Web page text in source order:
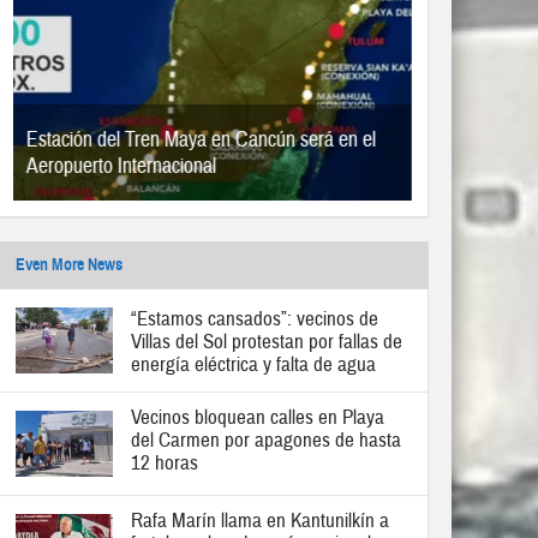
Estación del Tren Maya en Cancún será en el
Aeropuerto Internacional
Even More News
“Estamos cansados”: vecinos de
Villas del Sol protestan por fallas de
energía eléctrica y falta de agua
Vecinos bloquean calles en Playa
del Carmen por apagones de hasta
12 horas
Rafa Marín llama en Kantunilkín a